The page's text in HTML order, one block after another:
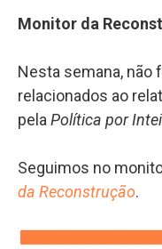
Monitor da
Nesta semana, não
relacionados ao
pela Política por
Seguimos no
da Reconstrução.